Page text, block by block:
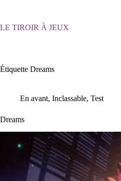
LE TIROIR À JEUX
Étiquette Dreams
En avant, Inclassable, Test
Dreams